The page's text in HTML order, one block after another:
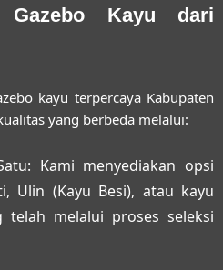
Gazebo Kayu dari
kayu terpercaya Kabupaten
yang berbeda melalui:
Kami menyediakan opsi
Ulin (Kayu Besi), atau kayu
telah melalui proses seleksi